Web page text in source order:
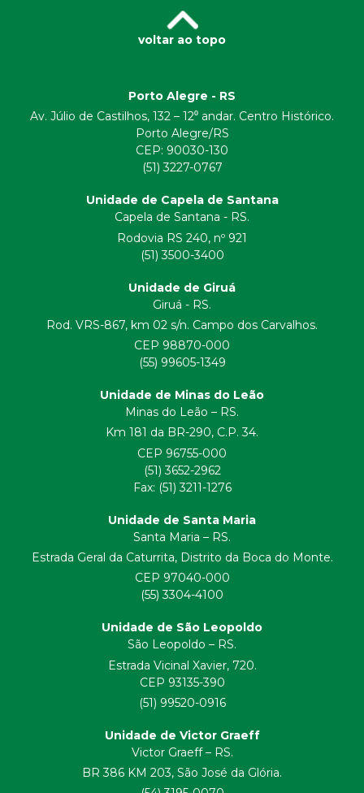
voltar ao topo
Porto Alegre - RS
Av. Júlio de Castilhos, 132 – 12⁰ andar. Centro Histórico.
Porto Alegre/RS
CEP: 90030-130
(51) 3227-0767
Unidade de Capela de Santana
Capela de Santana - RS.
Rodovia RS 240, nº 921
(51) 3500-3400
Unidade de Giruá
Giruá - RS.
Rod. VRS-867, km 02 s/n. Campo dos Carvalhos.
CEP 98870-000
(55) 99605-1349
Unidade de Minas do Leão
Minas do Leão – RS.
Km 181 da BR-290, C.P. 34.
CEP 96755-000
(51) 3652-2962
Fax: (51) 3211-1276
Unidade de Santa Maria
Santa Maria – RS.
Estrada Geral da Caturrita, Distrito da Boca do Monte.
CEP 97040-000
(55) 3304-4100
Unidade de São Leopoldo
São Leopoldo – RS.
Estrada Vicinal Xavier, 720.
CEP 93135-390
(51) 99520-0916
Unidade de Victor Graeff
Victor Graeff – RS.
BR 386 KM 203, São José da Glória.